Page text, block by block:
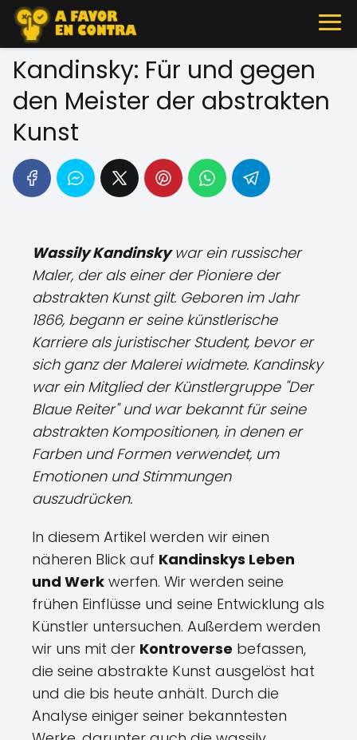
Kandinsky: Für und gegen
den Meister der abstrakten
Kunst
Wassily Kandinskywar ein russischer
Maler, der als einer der Pioniere der
abstrakten Kunst gilt. Geboren im Jahr
1866, begann er seine künstlerische
Karriere als juristischer Student, bevor er
sich ganz der Malerei widmete. Kandinsky
war ein Mitglied der Künstlergruppe "Der
Blaue Reiter" und war bekannt für seine
abstrakten Kompositionen, in denen er
Farben und Formen verwendet, um
Emotionen und Stimmungen
auszudrücken.
In diesem Artikel werden wir einen
näheren Blick auf Kandinskys Leben
und Werk werfen. Wir werden seine
frühen Einflüsse und seine Entwicklung als
Künstler untersuchen. Außerdem werden
wir uns mit der Kontroverse befassen,
die seine abstrakte Kunst ausgelöst hat
und die bis heute anhält. Durch die
Analyse einiger seiner bekanntesten